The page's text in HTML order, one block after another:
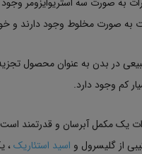
به صورت مخلوط وجود دارند و
در بدن به عنوان محصول
کم وجود دارد.
یک مکمل آبرسان و قدرتمند است
اسید استئاریک ،